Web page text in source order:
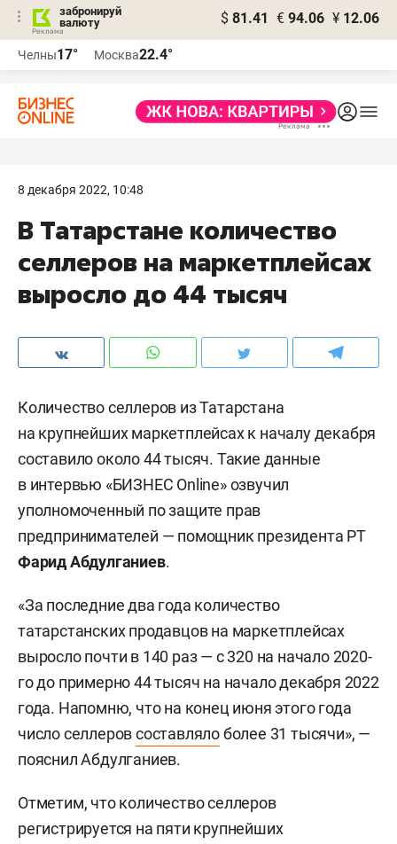
забронируй
валюту
$ 81.41 € 94.06 ¥ 12.06
Челны17° Москва22.4°
8 декабря 2022, 10:48
В Татарстане количество
селлеров на маркетплейсах
выросло до 44 тысяч
Количество селлеров из Татарстана
на крупнейших маркетплейсах к началу декабря
составило около 44 тысяч. Такие данные
в интервью «БИЗНЕС Online» озвучил
уполномоченный по защите прав
предпринимателей — помощник президента РТ
Фарид Абдулганиев.
«За последние два года количество
татарстанских продавцов на маркетплейсах
выросло почти в 140 раз — с 320 на начало 2020-
го до примерно 44 тысяч на начало декабря 2022
года. Напомню, что на конец июня этого года
число селлеровсоставлялоболее 31 тысячи», —
пояснил Абдулганиев.
Отметим, что количество селлеров
регистрируется на пяти крупнейших